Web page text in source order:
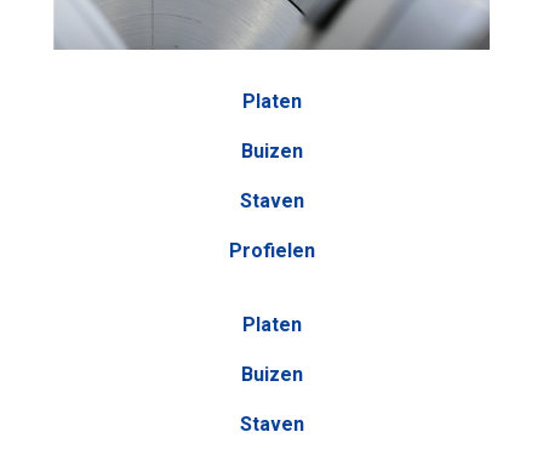
Platen
Buizen
Staven
Profielen
Platen
Buizen
Staven